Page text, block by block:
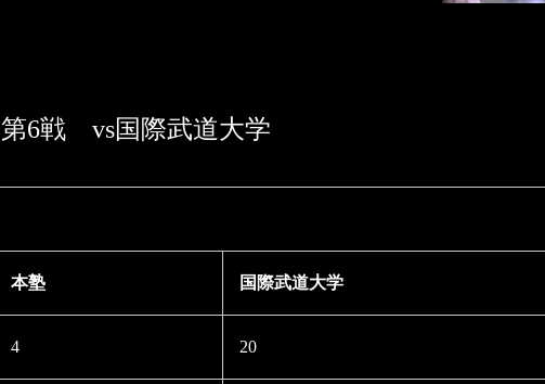
6戦 vs国際武道大学
本塾 国際武道大学
4 20